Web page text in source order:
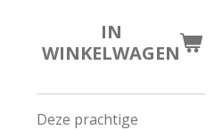
IN
WINKELWAGEN
Deze prachtige